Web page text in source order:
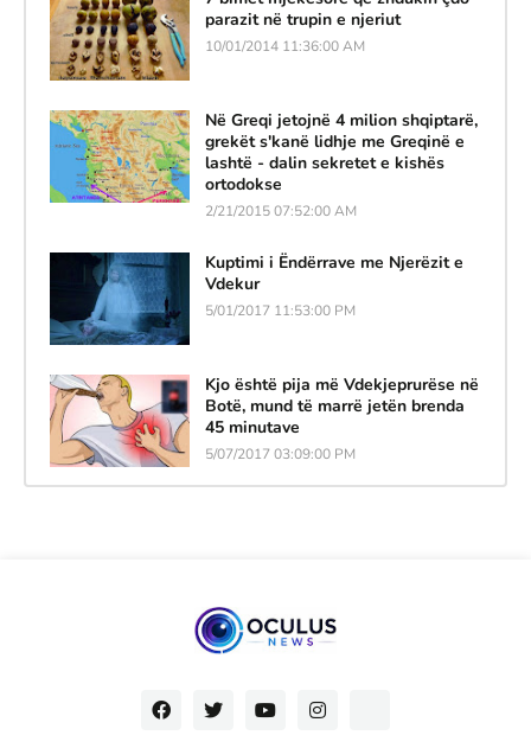
parazit në trupin e njeriut
10/01/2014 11:36:00 AM
Në Greqi jetojnë 4 milion shqiptarë,
grekët s'kanë lidhje me Greqinë e
lashtë - dalin sekretet e kishës
ortodokse
2/21/2015 07:52:00 AM
Kuptimi i Ëndërrave me Njerëzit e
Vdekur
5/01/2017 11:53:00 PM
Kjo është pija më Vdekjeprurëse në
Botë, mund të marrë jetën brenda
45 minutave
5/07/2017 03:09:00 PM